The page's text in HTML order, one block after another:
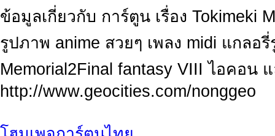
ข้อมูลเกี่ยวกับ การ์ตูน เรื่อง Tokimeki
รูปภาพ anime สวยๆ เพลง midi แกลอ
Memorial2Final fantasy VIII ไอคอน
http://www.geocities.com/nonggeo